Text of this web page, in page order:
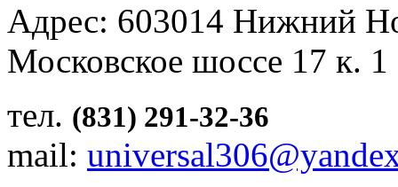
Адрес: 603014 Нижний
Московское шоссе 17 к.
тел. (831) 291-32-36
mail: